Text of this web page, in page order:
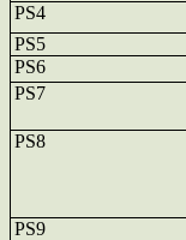
PS4
PS5
PS6
PS7
PS8
PS9